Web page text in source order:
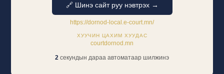
🔗 Шинэ сайт руу нэвтрэх →
https://dornod-local.e-court.mn/
ХУУЧИН ЦАХИМ ХУУДАС
courtdornod.mn
2 секундын дараа автоматаар шилжинэ